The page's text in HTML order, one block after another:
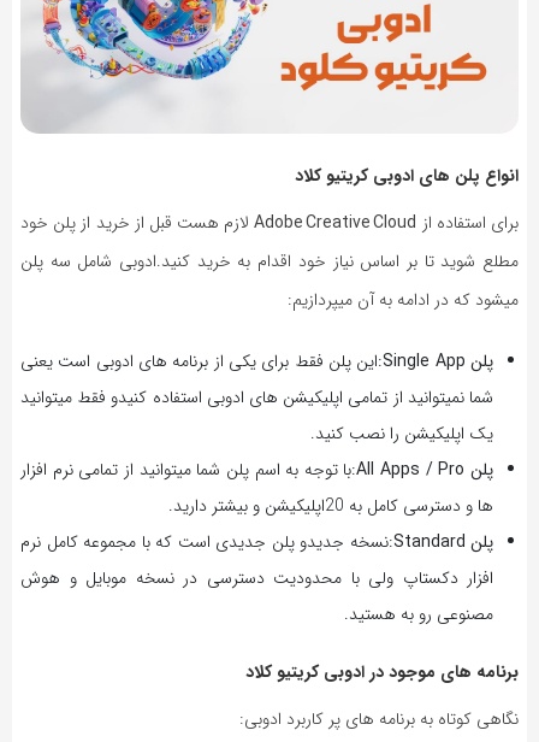
انواع پلن های ادوبی کریتیو کلاد
برای استفاده از Adobe Creative Cloudلازم هست قبل از خرید از پلن خود
مطلع شوید تا بر اساس نیاز خود اقدام به خرید کنید.ادوبی شامل سه پلن
میشود که در ادامه به آن میپردازیم:
پلن Single App
:این پلن فقط برای یکی از برنامه های ادوبی است یعنی
شما نمیتوانید از تمامی اپلیکیشن های ادوبی استفاده کنیدو فقط میتوانید
یک اپلیکیشن را نصب کنید.
پلن All Apps / Pro
:با توجه به اسم پلن شما میتوانید از تمامی نرم افزار
ها و دسترسی کامل به 20اپلیکیشن و بیشتر دارید.
پلن Standard
:نسخه جدیدو پلن جدیدی است که با مجموعه کامل نرم
افزار دکستاپ ولی با محدودیت دسترسی در نسخه موبایل و هوش
مصنوعی رو به هستید.
برنامه های موجود در ادوبی کریتیو کلاد
نگاهی کوتاه به برنامه های پر کاربرد ادوبی: